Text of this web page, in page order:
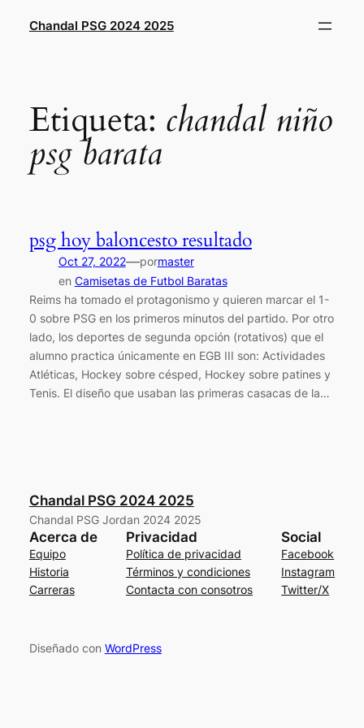
Chandal PSG 2024 2025
Etiqueta: chandal niño
psg barata
psg hoy baloncesto resultado
Oct 27, 2022—pormaster
en Camisetas de Futbol Baratas
Reims ha tomado el protagonismo y quieren marcar el 1-
0 sobre PSG en los primeros minutos del partido. Por otro
lado, los deportes de segunda opción (rotativos) que el
alumno practica únicamente en EGB III son: Actividades
Atléticas, Hockey sobre césped, Hockey sobre patines y
Tenis. El diseño que usaban las primeras casacas de la…
Chandal PSG 2024 2025
Chandal PSG Jordan 2024 2025
Acerca de
Equipo
Historia
Carreras
Privacidad
Política de privacidad
Términos y condiciones
Contacta con consotros
Social
Facebook
Instagram
Twitter/X
Diseñado con WordPress